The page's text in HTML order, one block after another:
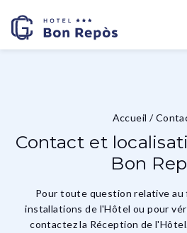
Accueil /
Contact et
Bon
Pour toute question relative
installations de l'Hôtel ou pour
contactez la Réception de